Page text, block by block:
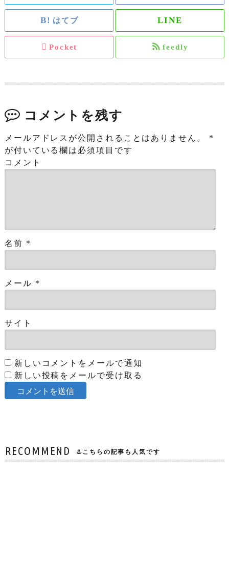
はてブ
Pocket feedly
コメントを残す
メールアドレスが公開されることはありません。
*
が付いている欄は必須項目です
コメント
名前 *
メール *
サイト
新しいコメントをメールで通知
新しい投稿をメールで受け取る
RECOMMEND ♨️こちらの記事も人気です